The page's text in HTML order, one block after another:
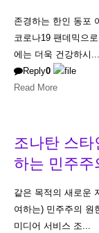
존경하는 한인 동포
코로나19 팬데믹으
에는 더욱 건강하시...
Reply0
Read More
조나탄 스
하는 민주주
같은 목적의 새로운
여하는) 민주주의 원
미디어 서비스 조...